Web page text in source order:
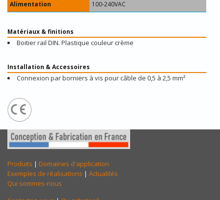
Alimentation
100-240VAC
Matériaux & finitions
Boitier rail DIN. Plastique couleur crème
Installation & Accessoires
Connexion par borniers à vis pour câble de 0,5 à 2,5 mm²
Produits | Domaines d'application
Exemples de réalisations | Actualités
Qui sommes-nous